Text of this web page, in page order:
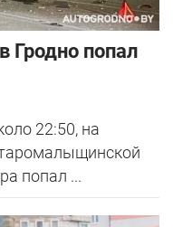
Гродно попал
22:50, на
попал ...